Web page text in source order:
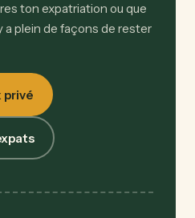
ton expatriation ou que
a plein de façons de rester
privé